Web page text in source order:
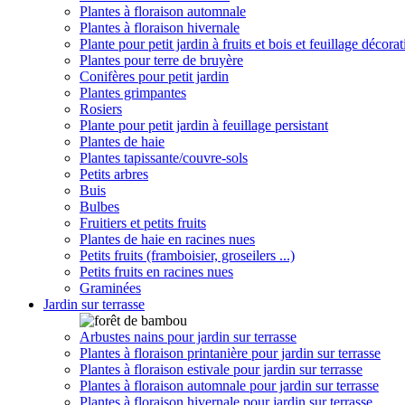
Plantes à floraison automnale
Plantes à floraison hivernale
Plante pour petit jardin à fruits et bois et feuillage
Plantes pour terre de bruyère
Conifères pour petit jardin
Plantes grimpantes
Rosiers
Plante pour petit jardin à feuillage persistant
Plantes de haie
Plantes tapissante/couvre-sols
Petits arbres
Buis
Bulbes
Fruitiers et petits fruits
Plantes de haie en racines nues
Petits fruits (framboisier, groseilers ...)
Petits fruits en racines nues
Graminées
Jardin sur terrasse
Arbustes nains pour jardin sur terrasse
Plantes à floraison printanière pour jardin sur terrasse
Plantes à floraison estivale pour jardin sur terrasse
Plantes à floraison automnale pour jardin sur terrasse
Plantes à floraison hivernale pour jardin sur terrasse